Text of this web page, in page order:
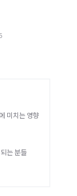
미치는 영향
는 분들